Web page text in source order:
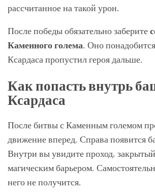
рассчитанное на такой урон.
После победы обязательно заберите
Каменного голема. Оно
Ксардаса пропустил героя дальше.
Как попасть внутрь
Ксардаса
После битвы с Каменным големом
движение вперед. Справа появится
Внутри вы увидите проход,
магическим барьером.
него не получится.